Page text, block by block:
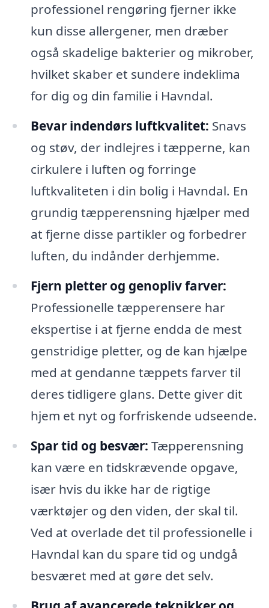
professionel rengøring fjerner ikke
kun disse allergener, men dræber
også skadelige bakterier og mikrober,
hvilket skaber et sundere indeklima
for dig og din familie i Havndal.
Bevar indendørs luftkvalitet: Snavs
og støv, der indlejres i tæpperne, kan
cirkulere i luften og forringe
luftkvaliteten i din bolig i Havndal. En
grundig tæpperensning hjælper med
at fjerne disse partikler og forbedrer
luften, du indånder derhjemme.
Fjern pletter og genopliv farver:
Professionelle tæpperensere har
ekspertise i at fjerne endda de mest
genstridige pletter, og de kan hjælpe
med at gendanne tæppets farver til
deres tidligere glans. Dette giver dit
hjem et nyt og forfriskende udseende.
Spar tid og besvær: Tæpperensning
kan være en tidskrævende opgave,
især hvis du ikke har de rigtige
værktøjer og den viden, der skal til.
Ved at overlade det til professionelle i
Havndal kan du spare tid og undgå
besværet med at gøre det selv.